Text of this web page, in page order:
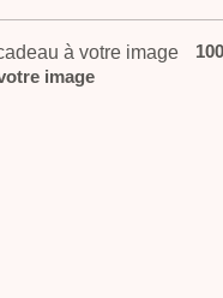
image